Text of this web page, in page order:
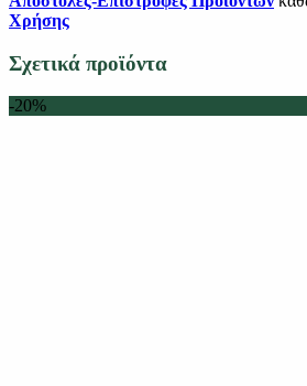
Χρήσης
Σχετικά προϊόντα
-20%